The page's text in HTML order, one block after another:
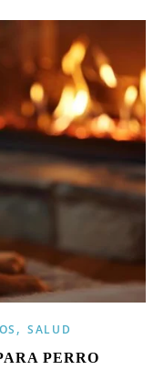
,SALUD
PERRO